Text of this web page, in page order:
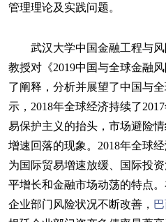
管理理论及实践问题。
武汉大学中国金融工程与
教授对《2019中国与全球金融
了阐释，分析并展望了中国与
示，2018年全球经济持续了
易保护主义的抬头，市场避险
增速回落的现象。2018年全球
为国际贸易增速放缓、国际投
平增长和金融市场动荡的特点。
企业部门风险状况不断改善，